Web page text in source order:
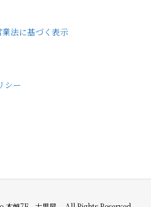
法に基づく表示
シー